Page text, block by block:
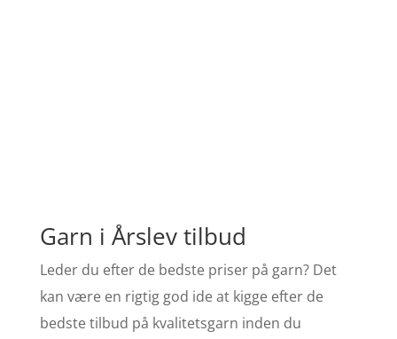
Garn i Årslev tilbud
Leder du efter de bedste priser på garn? Det
kan være en rigtig god ide at kigge efter de
bedste tilbud på kvalitetsgarn inden du